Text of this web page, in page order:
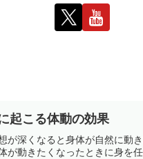
起こる体動の効果
が深くなると身体が自然に動
が動きたくなったときに身を